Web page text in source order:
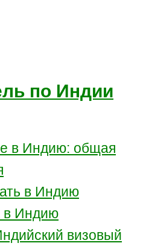
по Индии
в Индию: общая
в Индию
в Индию
визовый